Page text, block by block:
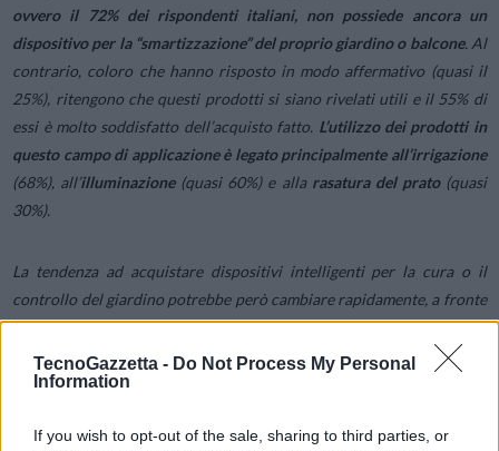
TecnoGazzetta - Do Not Process My Personal
Information
If you wish to opt-out of the sale, sharing to third parties, or
ovvero il 72% dei rispondenti italiani, non possiede ancora un
dispositivo per la “smartizzazione” del proprio giardino o balcone. Al
contrario, coloro che hanno risposto in modo affermativo (quasi il
25%), ritengono che questi prodotti si siano rivelati utili e il 55% di
essi è molto soddisfatto dell’acquisto fatto. L’utilizzo dei prodotti in
questo campo di applicazione è legato principalmente all’irrigazione
(68%), all’illuminazione(quasi 60%) e alla rasatura del prato(quasi
30%).
La tendenza ad acquistare dispositivi intelligenti per la cura o il
controllo del giardino potrebbe però cambiare rapidamente, a fronte
di un 44% degli intervistati che ha in programma di acquistare questa
tipologia di prodotto in vista dell’estate.